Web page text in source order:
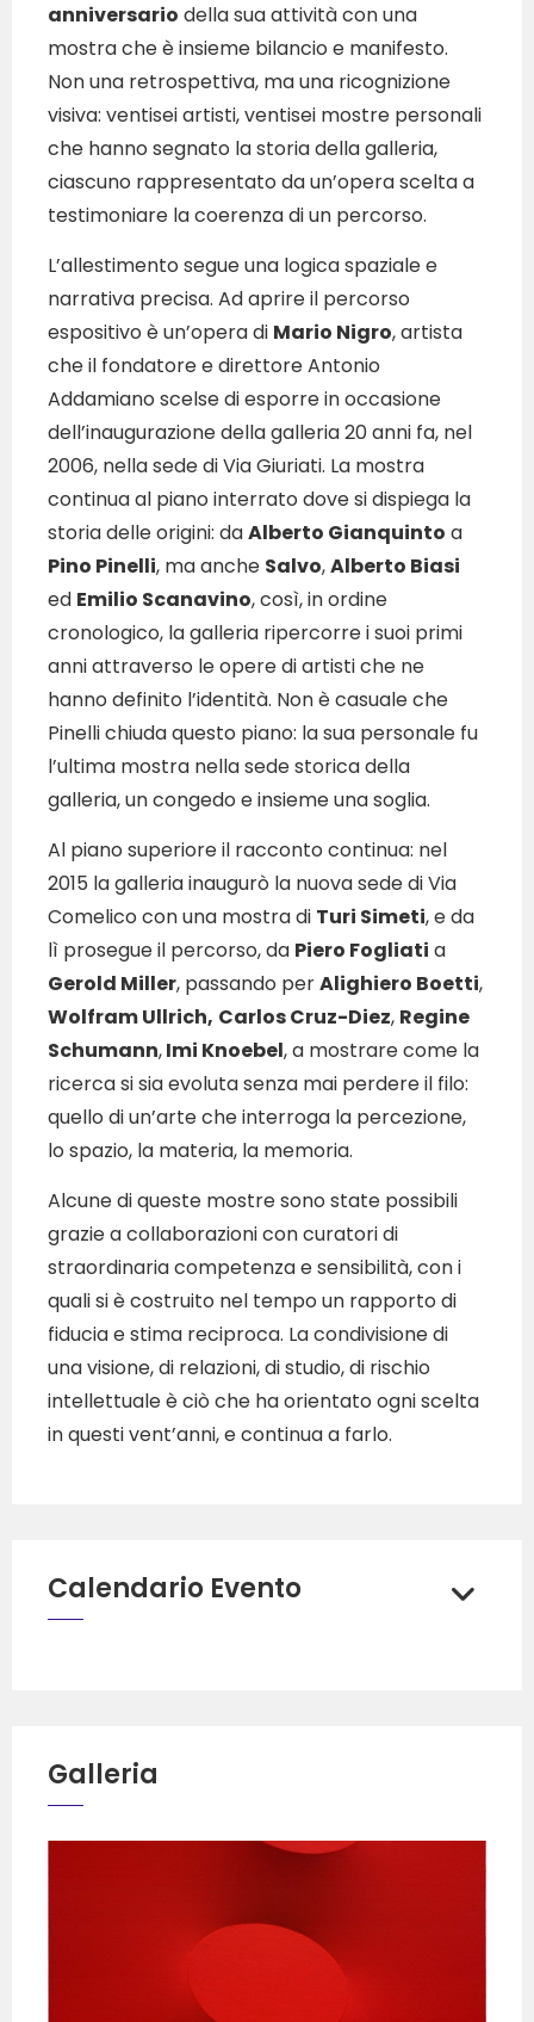
anniversario della sua attività con una
mostra che è insieme bilancio e manifesto.
Non una retrospettiva, ma una ricognizione
visiva: ventisei artisti, ventisei mostre personali
che hanno segnato la storia della galleria,
ciascuno rappresentato da un’opera scelta a
testimoniare la coerenza di un percorso.
L’allestimento segue una logica spaziale e
narrativa precisa. Ad aprire il percorso
espositivo è un’opera di Mario Nigro, artista
che il fondatore e direttore Antonio
Addamiano scelse di esporre in occasione
dell’inaugurazione della galleria 20 anni fa, nel
2006, nella sede di Via Giuriati. La mostra
continua al piano interrato dove si dispiega la
storia delle origini: daAlberto Gianquinto a
Pino Pinelli, ma anche Salvo,Alberto Biasi
ed Emilio Scanavino, così, in ordine
cronologico, la galleria ripercorre i suoi primi
anni attraverso le opere di artisti che ne
hanno definito l’identità. Non è casuale che
Pinelli chiuda questo piano: la sua personale fu
l’ultima mostra nella sede storica della
galleria, un congedo e insieme una soglia.
Al piano superiore il racconto continua: nel
2015 la galleria inaugurò la nuova sede di Via
Comelico con una mostra di Turi Simeti, e da
lì prosegue il percorso, da Piero Fogliati a
Gerold Miller, passando perAlighiero Boetti,
Wolfram Ullrich, Carlos Cruz-Diez, Regine
Schumann,Imi Knoebel, a mostrare come la
ricerca si sia evoluta senza mai perdere il filo:
quello di un’arte che interroga la percezione,
lo spazio, la materia, la memoria.
Alcune di queste mostre sono state possibili
grazie a collaborazioni con curatori di
straordinaria competenza e sensibilità, con i
quali si è costruito nel tempo un rapporto di
fiducia e stima reciproca. La condivisione di
una visione, di relazioni, di studio, di rischio
intellettuale è ciò che ha orientato ogni scelta
in questi vent’anni, e continua a farlo.
Calendario Evento
Galleria